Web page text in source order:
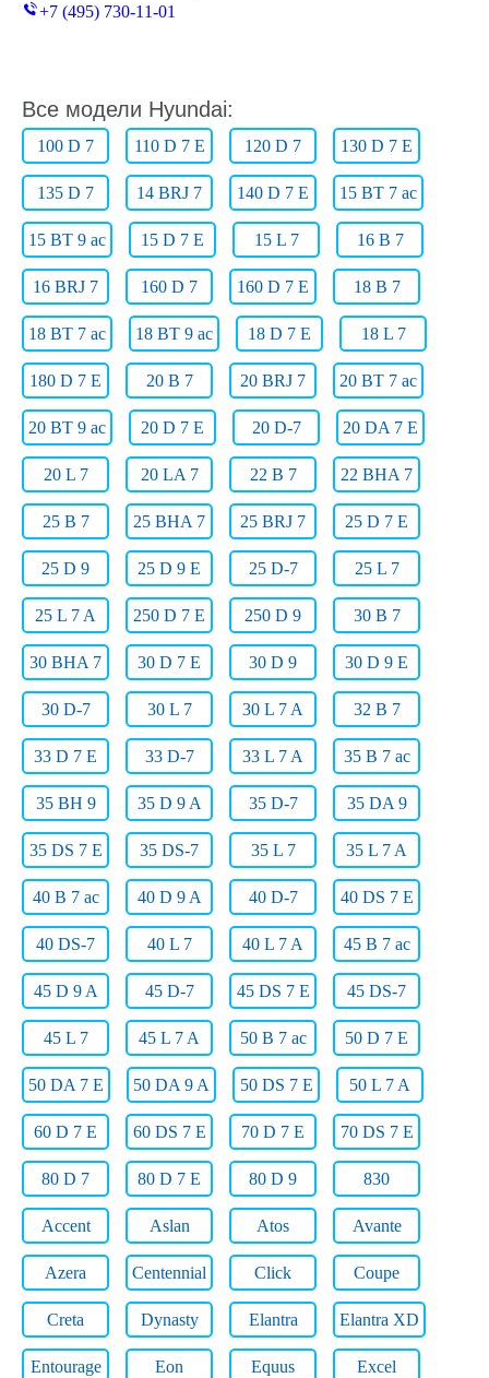
+7 (495) 730-11-01
Все модели Hyundai:
100 D 7 110 D 7 E 120 D 7 130 D 7 E
135 D 7 14 BRJ 7 140 D 7 E 15 BT 7 ac
15 BT 9 ac 15 D 7 E 15 L 7 16 B 7
16 BRJ 7 160 D 7 160 D 7 E 18 B 7
18 BT 7 ac 18 BT 9 ac 18 D 7 E 18 L 7
180 D 7 E 20 B 7 20 BRJ 7 20 BT 7 ac
20 BT 9 ac 20 D 7 E 20 D-7 20 DA 7 E
20 L 7 20 LA 7 22 B 7 22 BHA 7
25 B 7 25 BHA 7 25 BRJ 7 25 D 7 E
25 D 9 25 D 9 E 25 D-7 25 L 7
25 L 7 A 250 D 7 E 250 D 9 30 B 7
30 BHA 7 30 D 7 E 30 D 9 30 D 9 E
30 D-7 30 L 7 30 L 7 A 32 B 7
33 D 7 E 33 D-7 33 L 7 A 35 B 7 ac
35 BH 9 35 D 9 A 35 D-7 35 DA 9
35 DS 7 E 35 DS-7 35 L 7 35 L 7 A
40 B 7 ac 40 D 9 A 40 D-7 40 DS 7 E
40 DS-7 40 L 7 40 L 7 A 45 B 7 ac
45 D 9 A 45 D-7 45 DS 7 E 45 DS-7
45 L 7 45 L 7 A 50 B 7 ac 50 D 7 E
50 DA 7 E 50 DA 9 A 50 DS 7 E 50 L 7 A
60 D 7 E 60 DS 7 E 70 D 7 E 70 DS 7 E
80 D 7 80 D 7 E 80 D 9 830
Accent Aslan Atos Avante
Azera Centennial Click Coupe
Creta Dynasty Elantra Elantra XD
Entourage Eon Equus Excel